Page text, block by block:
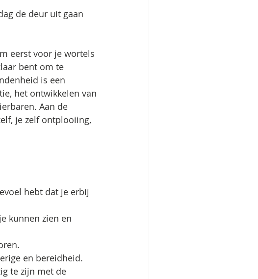
de deur uit gaan
eerst voor je wortels
bent om te
is een
het ontwikkelen van
Aan de
je zelf ontplooiing,
hebt dat je erbij
kunnen zien en
en bereidheid.
te zijn met de